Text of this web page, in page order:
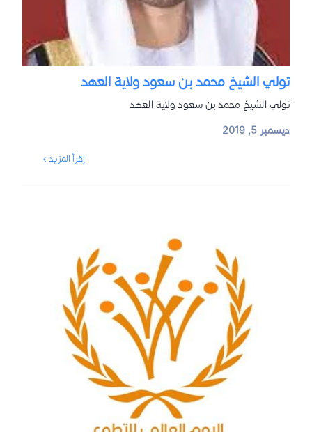
تولي الشيخ محمد بن سعود ولاية العهد
تولي الشيخ محمد بن سعود ولاية العهد
ديسمبر 5, 2019
إقرأ المزيد ›